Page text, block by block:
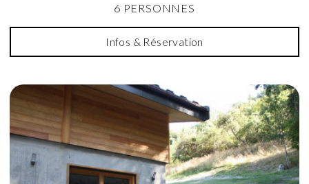
6 PERSONNES
Infos & Réservation